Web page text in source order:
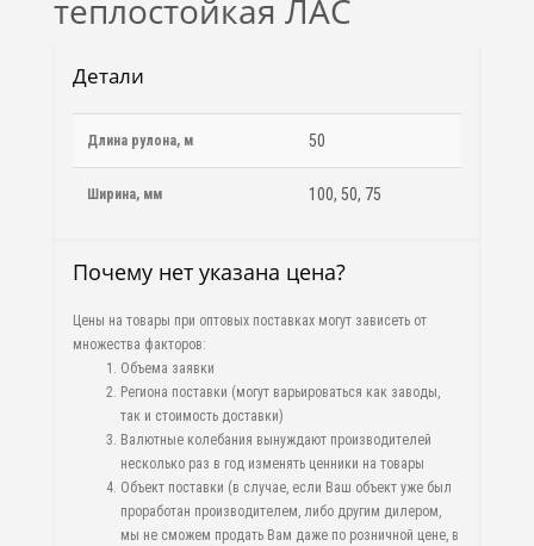
теплостойкая ЛАС
Детали
Длина рулона, м 50
Ширина, мм 100, 50, 75
Почему нет указана цена?
Цены на товары при оптовых поставках могут зависеть от
множества факторов:
Объема заявки
Региона поставки (могут варьироваться как заводы,
так и стоимость доставки)
Валютные колебания вынуждают производителей
несколько раз в год изменять ценники на товары
Объект поставки (в случае, если Ваш объект уже был
проработан производителем, либо другим дилером,
мы не сможем продать Вам даже по розничной цене, в